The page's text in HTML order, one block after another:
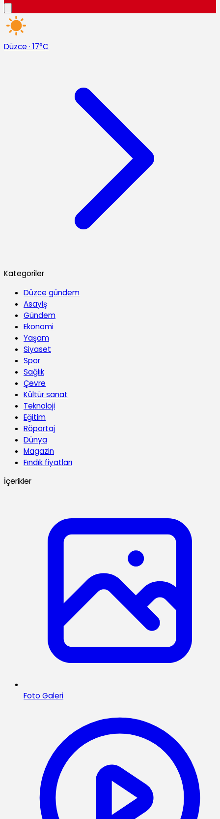
Düzce · 17°C
Kategoriler
Düzce gündem
Asayiş
Gündem
Ekonomi
Yaşam
Siyaset
Spor
Sağlık
Çevre
Kültür sanat
Teknoloji
Eğitim
Röportaj
Dünya
Magazin
Fındık fiyatları
İçerikler
Foto Galeri